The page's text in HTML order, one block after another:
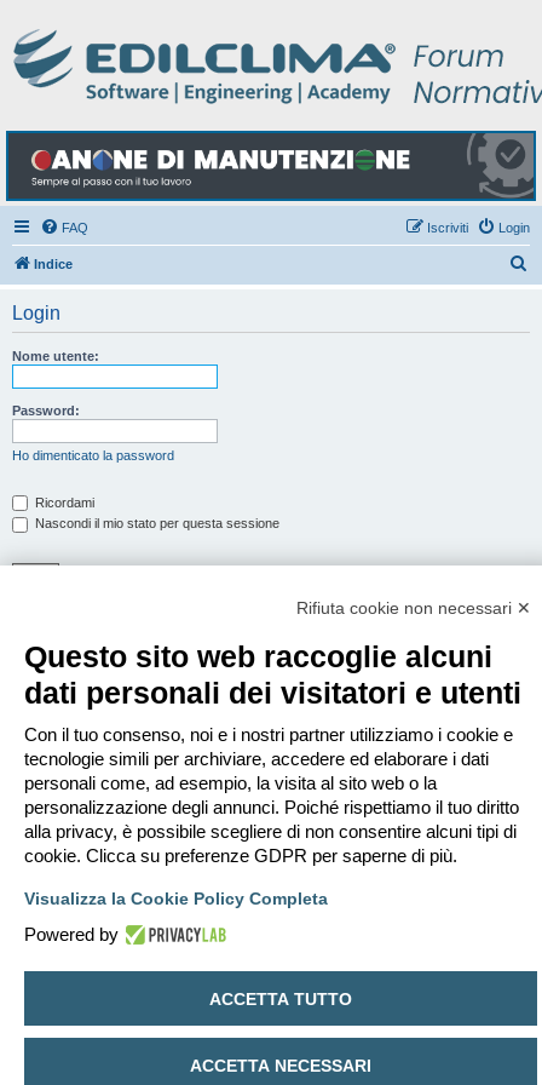
FAQ Login
Iscriviti
Indice
Login
Nome utente:
Password:
Ho dimenticato la password
Ricordami
Nascondi il mio stato per questa sessione
Per eseguire il login devi essere registrato. La registrazione richiede solo
pochi secondi e garantisce l’accesso alle funzioni avanzate. L’amministratore
può anche dare permessi speciali agli utenti. Prima di eseguire il login
assicurati di aver letto i termini d’uso e le varie regole.
Condizioni d’uso
Trattamento dei dati personali
Indice Tutti gli orari sono
Cancella cookie
Contattaci
Creato daphpBB® Forum Software © phpBB Limited
Traduzione Italiana
Rifiuta cookie non necessari ✕
Questo sito web raccoglie alcuni
dati personali dei visitatori e utenti
Con il tuo consenso, noi e i nostri partner utilizziamo i cookie e
tecnologie simili per archiviare, accedere ed elaborare i dati
personali come, ad esempio, la visita al sito web o la
personalizzazione degli annunci. Poiché rispettiamo il tuo diritto
alla privacy, è possibile scegliere di non consentire alcuni tipi di
cookie. Clicca su preferenze GDPR per saperne di più.
Visualizza la Cookie Policy Completa
Powered by
ACCETTA TUTTO
ACCETTA NECESSARI